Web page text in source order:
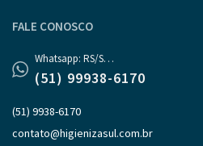
FALE CONOSCO
Whatsapp: RS/SC/PR
(51) 99938-6170
(51) 9938-6170
contato@higienizasul.com.br